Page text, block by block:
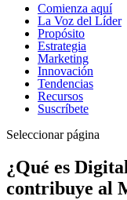
Comienza aquí
La Voz del Líder
Propósito
Estrategia
Marketing
Innovación
Tendencias
Recursos
Suscríbete
Seleccionar página
¿Qué es
contribuye al